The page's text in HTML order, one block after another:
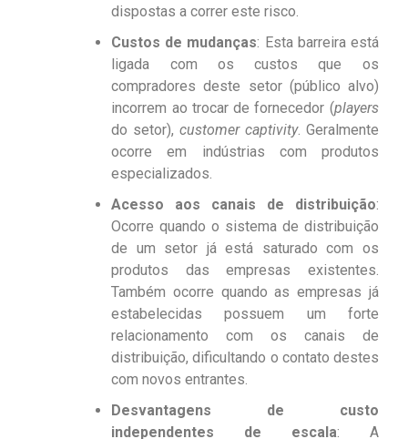
dispostas a correr este risco.
Custos de mudanças: Esta barreira está
ligada com os custos que os
compradores deste setor (público alvo)
incorrem ao trocar de fornecedor (players
do setor), customer captivity. Geralmente
ocorre em indústrias com produtos
especializados.
Acesso aos canais de distribuição:
Ocorre quando o sistema de distribuição
de um setor já está saturado com os
produtos das empresas existentes.
Também ocorre quando as empresas já
estabelecidas possuem um forte
relacionamento com os canais de
distribuição, dificultando o contato destes
com novos entrantes.
Desvantagens de custo
independentes de escala: A